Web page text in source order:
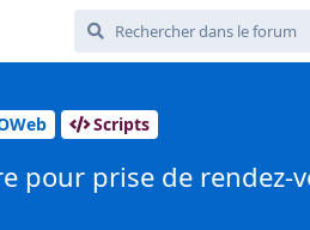
Scripts
pour prise de rendez-